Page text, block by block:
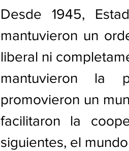
Desde 1945,
mantuvieron un
liberal ni
mantuvieron la
promovieron un
facilitaron la
siguientes, el